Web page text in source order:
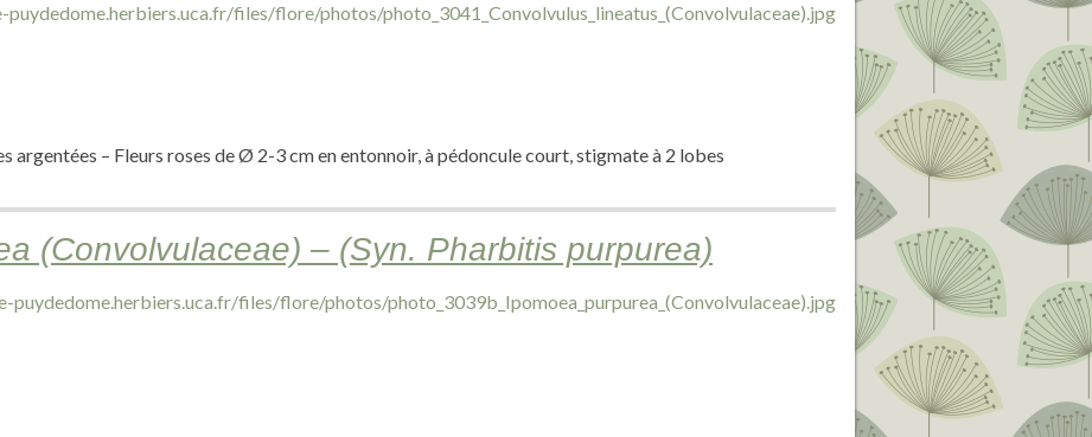
argentées – Fleurs roses de Ø 2-3 cm en entonnoir, à pédoncule court, stigmate à 2 lobes
(Convolvulaceae) – (Syn. Pharbitis purpurea)